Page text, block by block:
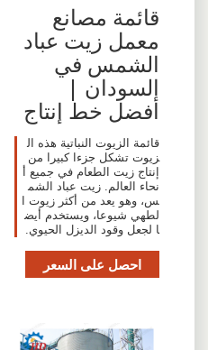
قائمة مصانع
معمل زيت عباد
الشمس في
السودان |
أفضل خط إنتاج
قائمة الزيوت النباتية هذه ال
زيوت تشكل جزءا كبيرا من
إنتاج زيت الطعام في جميع أ
نحاء العالم. زيت عباد الشم
س، وهو يعد من أكثر زيوت ا
لطهي شيوعا، ويستخدم أيض
ا لجعل وقود الديزل الحيوي.
احصل على السعر